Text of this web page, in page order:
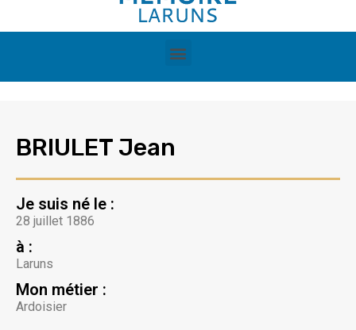
BRIULET Jean
Je suis né le :
28 juillet 1886
à :
Laruns
Mon métier :
Ardoisier